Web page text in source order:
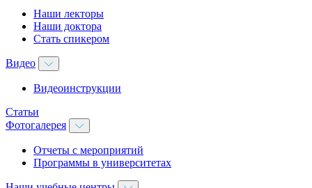
Наши лекторы
Наши доктора
Стать спикером
Видео
Видеоинструкции
Статьи
Фотогалерея
Отчеты с мероприятий
Программы в университетах